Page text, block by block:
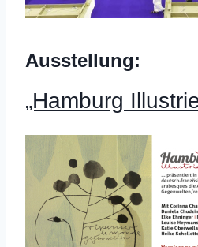
Ausstellung:
„Hamburg